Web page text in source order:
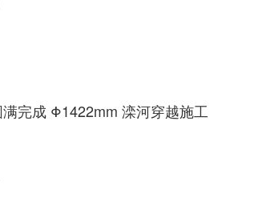
完成 Φ1422mm 滦河穿越施工